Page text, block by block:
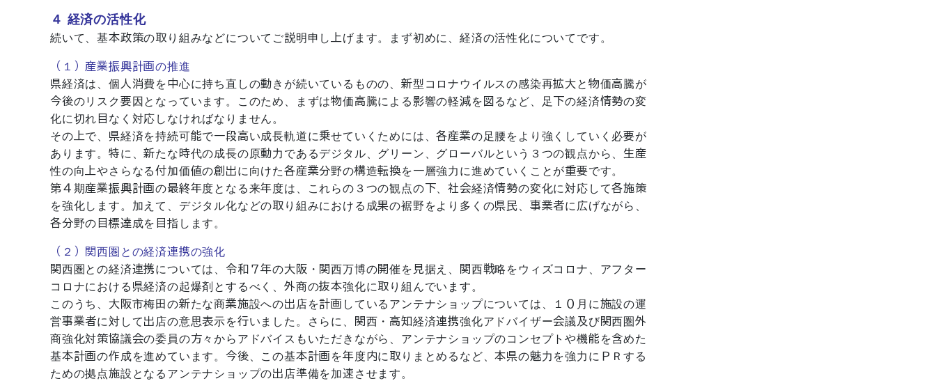
４ 経済の活性化
続いて、基本政策の取り組みなどについてご説明申し上げます。まず初めに、経済の活性化についてです。
（１）産業振興計画の推進
県経済は、個人消費を中心に持ち直しの動きが続いているものの、新型コロナウイルスの感染再拡大と物価高騰が
今後のリスク要因となっています。このため、まずは物価高騰による影響の軽減を図るなど、足下の経済情勢の変
化に切れ目なく対応しなければなりません。
その上で、県経済を持続可能で一段高い成長軌道に乗せていくためには、各産業の足腰をより強くしていく必要が
あります。特に、新たな時代の成長の原動力であるデジタル、グリーン、グローバルという３つの観点から、生産
性の向上やさらなる付加価値の創出に向けた各産業分野の構造転換を一層強力に進めていくことが重要です。
第４期産業振興計画の最終年度となる来年度は、これらの３つの観点の下、社会経済情勢の変化に対応して各施策
を強化します。加えて、デジタル化などの取り組みにおける成果の裾野をより多くの県民、事業者に広げながら、
各分野の目標達成を目指します。
（２）関西圏との経済連携の強化
関西圏との経済連携については、令和７年の大阪・関西万博の開催を見据え、関西戦略をウィズコロナ、アフター
コロナにおける県経済の起爆剤とするべく、外商の抜本強化に取り組んでいます。
このうち、大阪市梅田の新たな商業施設への出店を計画しているアンテナショップについては、１０月に施設の運
営事業者に対して出店の意思表示を行いました。さらに、関西・高知経済連携強化アドバイザー会議及び関西圏外
商強化対策協議会の委員の方々からアドバイスもいただきながら、アンテナショップのコンセプトや機能を含めた
基本計画の作成を進めています。今後、この基本計画を年度内に取りまとめるなど、本県の魅力を強力にＰＲする
ための拠点施設となるアンテナショップの出店準備を加速させます。